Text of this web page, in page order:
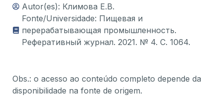
Autor(es): Климова Е.В.
Fonte/Universidade: Пищевая и
перерабатывающая промышленность.
Реферативный журнал. 2021. № 4. С. 1064.
Obs.: o acesso ao conteúdo completo depende da
disponibilidade na fonte de origem.